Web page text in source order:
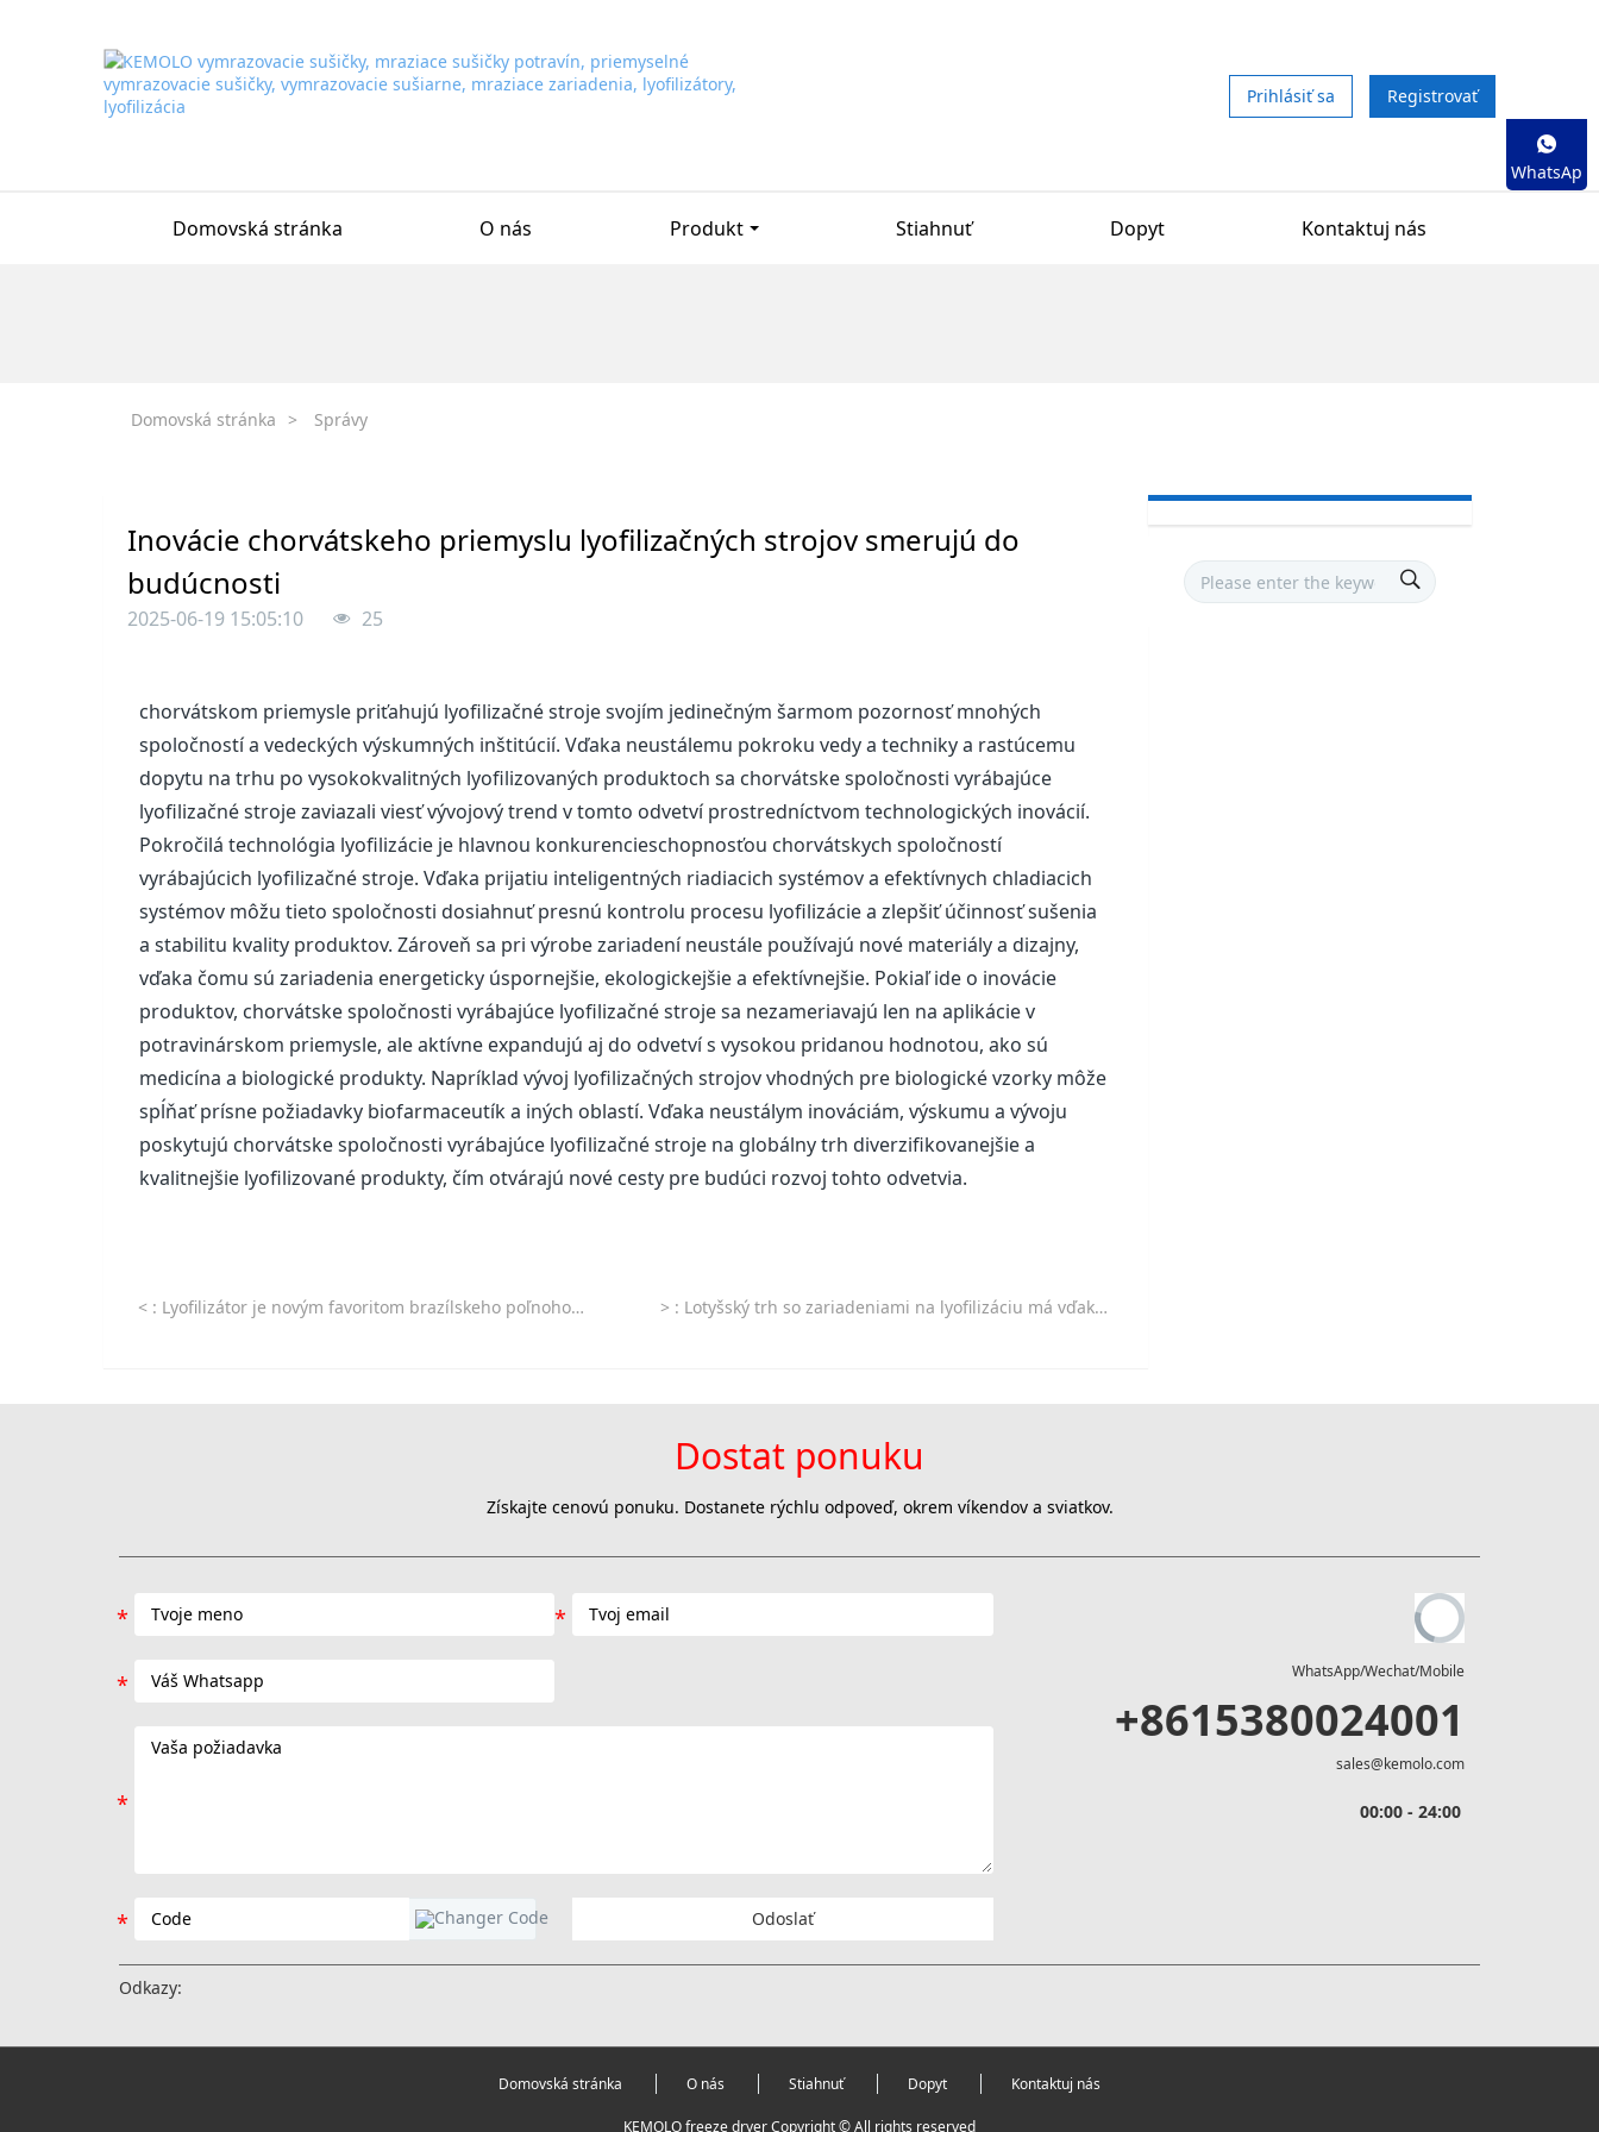
Prihlásiť sa Registrovať
Domovská stránka O nás Produkt Stiahnuť Dopyt Kontaktuj nás
Domovská stránka > Správy
Inovácie chorvátskeho priemyslu lyofilizačných strojov smerujú do
budúcnosti
2025-06-19 15:05:10 25
chorvátskom priemysle priťahujú lyofilizačné stroje svojím jedinečným šarmom pozornosť mnohých
spoločností a vedeckých výskumných inštitúcií. Vďaka neustálemu pokroku vedy a techniky a rastúcemu
dopytu na trhu po vysokokvalitných lyofilizovaných produktoch sa chorvátske spoločnosti vyrábajúce
lyofilizačné stroje zaviazali viesť vývojový trend v tomto odvetví prostredníctvom technologických inovácií.
Pokročilá technológia lyofilizácie je hlavnou konkurencieschopnosťou chorvátskych spoločností
vyrábajúcich lyofilizačné stroje. Vďaka prijatiu inteligentných riadiacich systémov a efektívnych chladiacich
systémov môžu tieto spoločnosti dosiahnuť presnú kontrolu procesu lyofilizácie a zlepšiť účinnosť sušenia
a stabilitu kvality produktov. Zároveň sa pri výrobe zariadení neustále používajú nové materiály a dizajny,
vďaka čomu sú zariadenia energeticky úspornejšie, ekologickejšie a efektívnejšie. Pokiaľ ide o inovácie
produktov, chorvátske spoločnosti vyrábajúce lyofilizačné stroje sa nezameriavajú len na aplikácie v
potravinárskom priemysle, ale aktívne expandujú aj do odvetví s vysokou pridanou hodnotou, ako sú
medicína a biologické produkty. Napríklad vývoj lyofilizačných strojov vhodných pre biologické vzorky môže
spĺňať prísne požiadavky biofarmaceutík a iných oblastí. Vďaka neustálym inováciám, výskumu a vývoju
poskytujú chorvátske spoločnosti vyrábajúce lyofilizačné stroje na globálny trh diverzifikovanejšie a
kvalitnejšie lyofilizované produkty, čím otvárajú nové cesty pre budúci rozvoj tohto odvetvia.
< : Lyofilizátor je novým favoritom brazílskeho poľnohospodárstva a chovu zvierat. > : Lotyšský trh so zariadeniami na lyofilizáciu má vďaka politickej podpore nové príležitosti
Dostat ponuku
Získajte cenovú ponuku. Dostanete rýchlu odpoveď, okrem víkendov a sviatkov.
Odoslať
WhatsApp/Wechat/Mobile
+8615380024001
sales@kemolo.com
00:00 - 24:00
Odkazy:
Domovská stránka O nás Stiahnuť Dopyt Kontaktuj nás
KEMOLO freeze dryer Copyright © All rights reserved
WhatsAp
p